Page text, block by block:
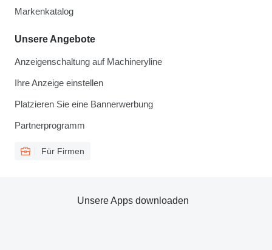
Markenkatalog
Unsere Angebote
Anzeigenschaltung auf Machineryline
Ihre Anzeige einstellen
Platzieren Sie eine Bannerwerbung
Partnerprogramm
Für Firmen
Unsere Apps downloaden